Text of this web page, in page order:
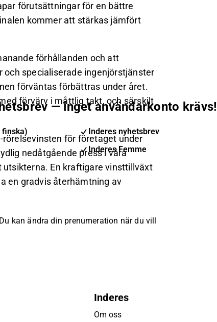
förutsättningar för en bättre
kommer att stärkas jämfört
förhållanden och att
specialiserade ingenjörstjänster
förväntas förbättras under året.
förvärv i måttlig takt, och särskilt
för företaget under
nedåtgående press i våra
En kraftigare vinsttillväxt
en gradvis återhämtning av
— inget användarkonto krävs!
finska)
Inderes nyhetsbrev
Inderes Femme
Du kan ändra din prenumeration när du vill
Inderes
Om oss